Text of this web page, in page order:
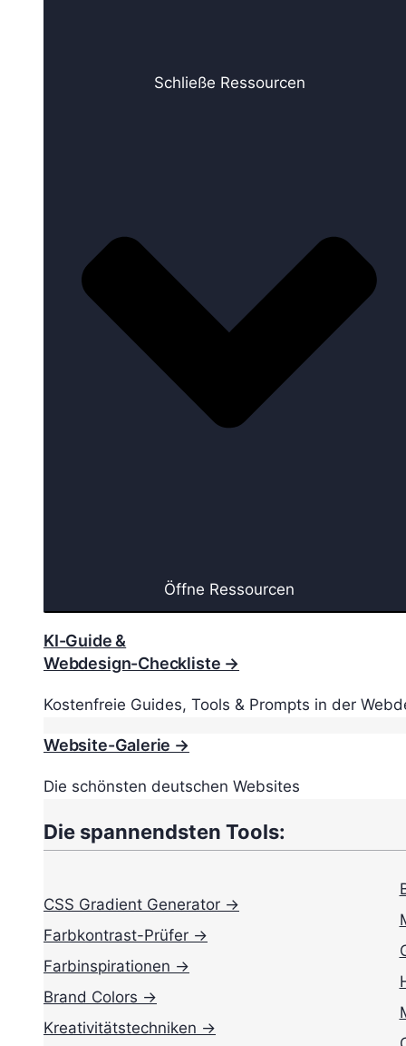
Schließe Ressourcen
Öffne Ressourcen
KI-Guide &
Webdesign-Checkliste →
Kostenfreie Guides, Tools & Prompts in der
Website-Galerie →
Die schönsten deutschen Websites
Die spannendsten Tools:
CSS Gradient Generator →
Farbkontrast-Prüfer →
Farbinspirationen →
Brand Colors →
Kreativitätstechniken →